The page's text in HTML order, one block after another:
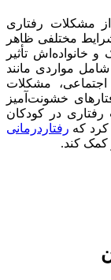
مشکلات رفتاری
مختلفی ظاهر
تأثیر
شامل مواردی مانند
اجتماعی، مشکلات
خشونت‌آمیز
رفتاری در کودکان
کرد که رفتاردرمانی
کمک کند.